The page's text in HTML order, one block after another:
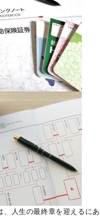
、人生の最終章を迎えるに